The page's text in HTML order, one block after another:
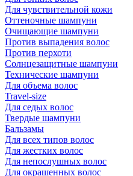
Для чувствительной кожи
Оттеночные шампуни
Очищающие шампуни
Против выпадения волос
Против перхоти
Солнцезащитные шампуни
Технические шампуни
Для объема волос
Travel-size
Для седых волос
Твердые шампуни
Бальзамы
Для всех типов волос
Для жестких волос
Для непослушных волос
Для окрашенных волос